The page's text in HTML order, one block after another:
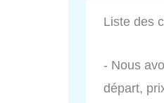
Liste des
- Nous
départ,